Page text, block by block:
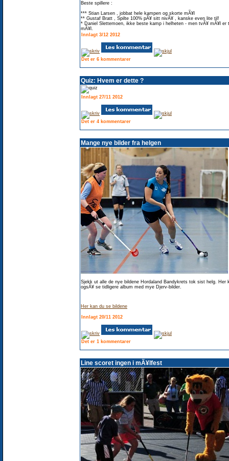
Beste spillere :
*** Stian Larsen , jobbat hele kampen og skorte mÃ¥l
** Gustaf Bratt , Spilte 100% pÃ¥ sitt nivÃ¥ , kanske even lite til!
* Daniel Slettemoen, ikke beste kamp i helheten - men tvÃ¥ mÃ¥l er
mÃ¥l.
Innlagt 3/12 2012
Det er 6 kommentarer
Quiz: Hvem er dette ?
Innlagt 27/11 2012
Det er 4 kommentarer
Mange nye bilder fra helgen
Sjekk ut alle de nye bildene Hordaland Bandykrets tok sist helg. Her
ogsÃ¥ se tidligere album med mye Djerv-bilder.
Her kan du se bildene
Innlagt 20/11 2012
Det er 1 kommentarer
Line scoret ingen i mÃ¥lfest